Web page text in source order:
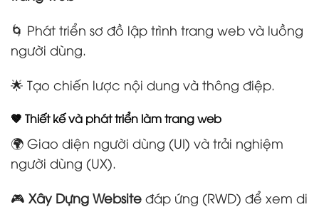
🌀 Phát triển sơ đồ lập trình trang web và luồng
người dùng.
🌟 Tạo chiến lược nội dung và thông điệp.
🤎 Thiết kế và phát triển làm trang web
🌍 Giao diện người dùng (UI) và trải nghiệm
người dùng (UX).
🎮 Xây Dựng Website đáp ứng (RWD) để xem di